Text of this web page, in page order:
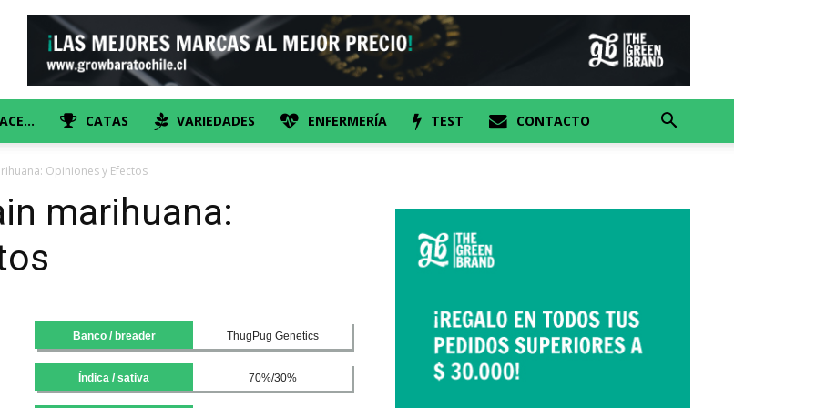
CATAS VARIEDADES ENFERMERÍA TEST CONTACTO
Opiniones y Efectos
marihuana:
Banco / breader ThugPug Genetics
Índica / sativa 70%/30%